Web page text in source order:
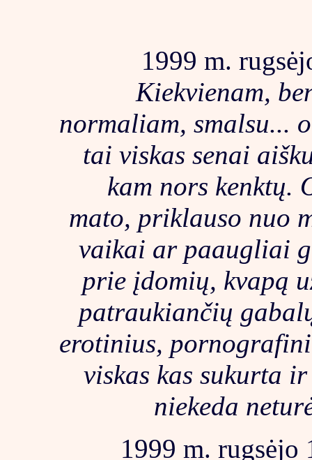
1999 m.
Kiekvienam,
normaliam, smalsu...
tai viskas senai
kam nors
mato, priklauso nuo
vaikai ar paaugliai
prie įdomių, kvapą
patraukiančių
erotinius,
viskas kas sukurta
niekeda
1999 m. rugsėjo